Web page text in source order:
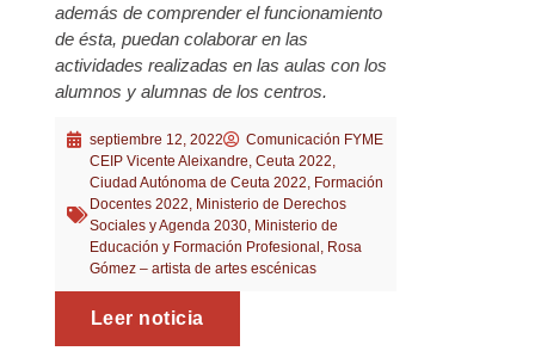
además de comprender el funcionamiento
de ésta, puedan colaborar en las
actividades realizadas en las aulas con los
alumnos y alumnas de los centros.
septiembre 12, 2022
Comunicación FYME
CEIP Vicente Aleixandre Ceuta 2022
Ciudad Autónoma de Ceuta 2022 Formación
Docentes 2022 Ministerio de Derechos
Sociales y Agenda 2030, Ministerio de
Educación y Formación Profesional Rosa
Gómez – artista de artes escénicas
Leer noticia